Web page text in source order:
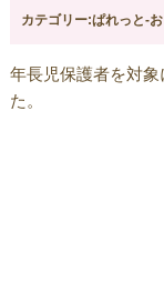
カテゴリー:ぱれっと-
年長児保護者を対
た。